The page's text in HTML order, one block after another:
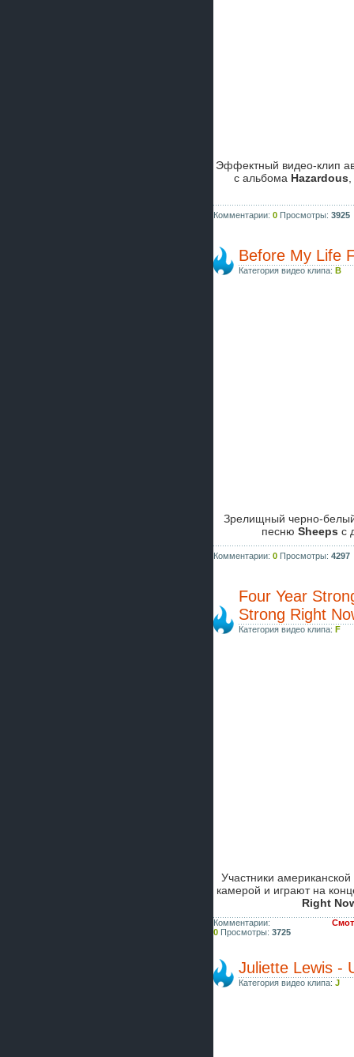
Эффектный видео-клип
с альбома Hazardous
Комментарии: 0 Просмотры: 3925
Before My Life
Категория видео клипа: B
Зрелищный черно-
песню Sheeps с
Комментарии: 0 Просмотры: 4297
Four Year
Strong Right
Категория видео клипа: F
Участники
камерой и играют на
Right
Комментарии:
0 Просмотры: 3725
Juliette Lewis -
Категория видео клипа: J